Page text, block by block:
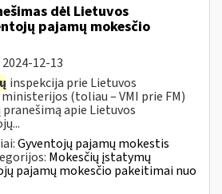
dėl Lietuvos
pajamų mokesčio
2024-12-13
inspekcija prie Lietuvos
(toliau – VMI prie FM)
apie Lietuvos
Gyventojų pajamų mokestis
Mokesčių įstatymų
pajamų mokesčio pakeitimai nuo